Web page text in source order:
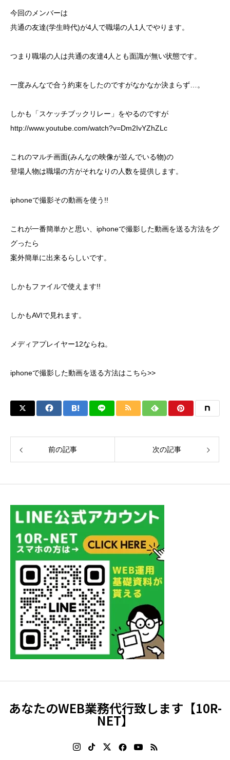
今回のメンバーは
共通の友達(学生時代)が4人で職場の人1人でやります。
つまり職場の人は共通の友達4人とも面識が無い状態です。
一度みんなで合う約束をしたのですがなかなか決まらず…。
しかも「スケッチブックリレー」をやるのですが
http://www.youtube.com/watch?v=Dm2IvYZhZLc
これのマルチ画面(みんなの映像が並んでいる物)の
登場人物は職場の方がそれなりの人数を提供します。
iphoneで撮影その動画を使う!!
これが一番簡単かと思い、iphoneで撮影した動画を送る方法をグ
グったら
案外簡単に出来るらしいです。
しかもファイルで使えます!!
しかもAVIで見れます。
メディアプレイヤー12ならね。
iphoneで撮影した動画を送る方法はこちら>>
前の記事 次の記事
あなたのWEB業務代行致します【10R-
NET】